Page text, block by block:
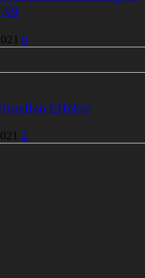
0
Effekte
2